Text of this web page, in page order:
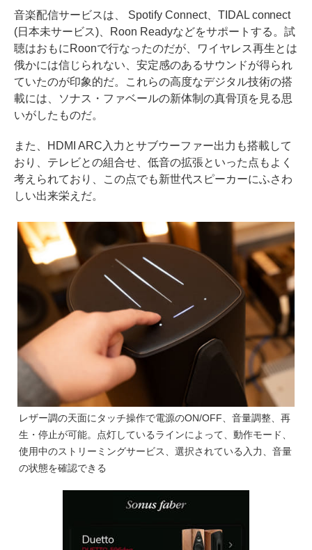
音楽配信サービスは、 Spotify Connect、TIDAL connect
(日本未サービス)、Roon Readyなどをサポートする。試
聴はおもにRoonで行なったのだが、ワイヤレス再生とは
俄かには信じられない、安定感のあるサウンドが得られ
ていたのが印象的だ。これらの高度なデジタル技術の搭
載には、ソナス・ファベールの新体制の真骨頂を見る思
いがしたものだ。
また、HDMI ARC入力とサブウーファー出力も搭載して
おり、テレビとの組合せ、低音の拡張といった点もよく
考えられており、この点でも新世代スピーカーにふさわ
しい出来栄えだ。
レザー調の天面にタッチ操作で電源のON/OFF、音量調整、再
生・停止が可能。点灯しているラインによって、動作モード、
使用中のストリーミングサービス、選択されている入力、音量
の状態を確認できる